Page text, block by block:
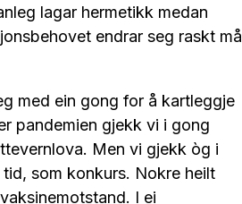
lagar hermetikk medan
endrar seg raskt må
med ein gong for å kartleggje
pandemien gjekk vi i gong
Men vi gjekk òg i
som konkurs. Nokre heilt
I ei